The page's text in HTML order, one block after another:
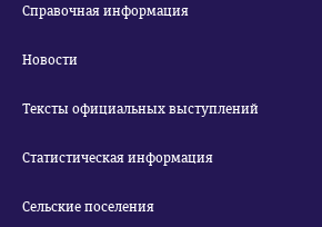
Справочная информация
Новости
Тексты официальных выступлений
Статистическая информация
Сельские поселения